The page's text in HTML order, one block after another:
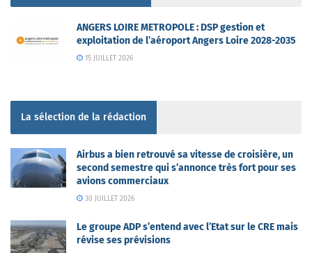
ANGERS LOIRE METROPOLE : DSP gestion et
exploitation de l’aéroport Angers Loire 2028-2035
15 JUILLET 2026
La sélection de la rédaction
Airbus a bien retrouvé sa vitesse de croisière, un
second semestre qui s’annonce très fort pour ses
avions commerciaux
30 JUILLET 2026
Le groupe ADP s’entend avec l’Etat sur le CRE mais
révise ses prévisions